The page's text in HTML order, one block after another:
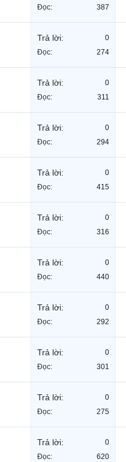
Đọc:
387
Trả lời:
0
Đọc:
274
Trả lời:
0
Đọc:
311
Trả lời:
0
Đọc:
294
Trả lời:
0
Đọc:
415
Trả lời:
0
Đọc:
316
Trả lời:
0
Đọc:
440
Trả lời:
0
Đọc:
292
Trả lời:
0
Đọc:
301
Trả lời:
0
Đọc:
275
Trả lời:
0
Đọc:
620